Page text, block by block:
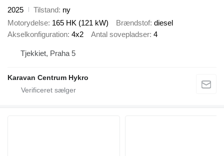
2025
Tilstand ny
Motorydelse 165 HK (121 kW) Brændstof diesel
Akselkonfiguration 4x2 Antal sovepladser 4
Tjekkiet, Praha 5
Karavan Centrum Hykro